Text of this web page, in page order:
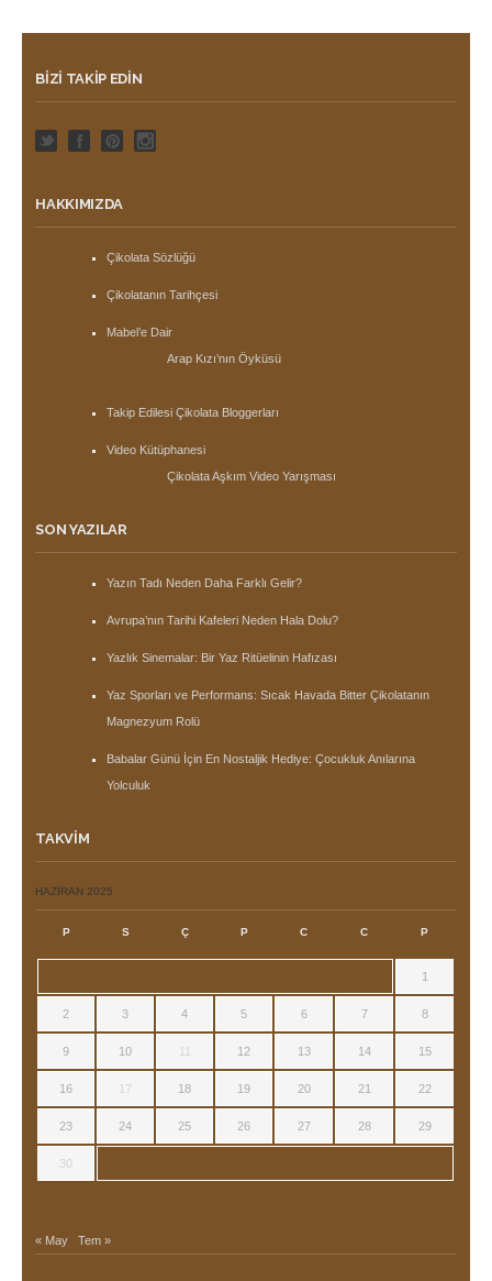
BIZI TAKIP EDIN
HAKKIMIZDA
Çikolata Sözlüğü
Çikolatanın Tarihçesi
Mabel’e Dair
Arap Kızı’nın Öyküsü
Takip Edilesi Çikolata Bloggerları
Video Kütüphanesi
Çikolata Aşkım Video Yarışması
SON YAZILAR
Yazın Tadı Neden Daha Farklı Gelir?
Avrupa’nın Tarihi Kafeleri Neden Hala Dolu?
Yazlık Sinemalar: Bir Yaz Ritüelinin Hafızası
Yaz Sporları ve Performans: Sıcak Havada Bitter Çikolatanın
Magnezyum Rolü
Babalar Günü İçin En Nostaljik Hediye: Çocukluk Anılarına
Yolculuk
TAKVIM
HAZIRAN 2025
P S Ç P C C P
1
2 3 4 5 6 7 8
9 10 11 12 13 14 15
16 17 18 19 20 21 22
23 24 25 26 27 28 29
30
« May Tem »